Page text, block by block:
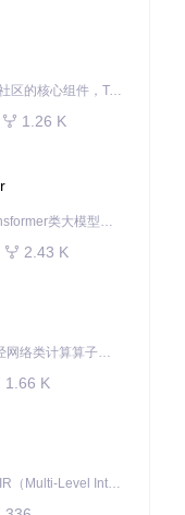
作为 Ascend for PyTorch 社区的核心组件，TorchNPU 是昇腾专为 PyTorch 打造的深度学习适配插件，使 PyTorch 框架能够直接调用昇腾 NPU，为开发者提供昇腾 AI 处理器的超强算力。
1.26 K
本项目是CANN提供的transformer类大模型算子库，实现网络在NPU上加速计算。
2.43 K
本项目是CANN提供的神经网络类计算算子库，实现网络在NPU上加速计算。
1.66 K
AscendNPU-IR是基于MLIR（Multi-Level Intermediate Representation）构建的，面向昇腾亲和算子编译时使用的中间表示，提供昇腾完备表达能力，通过编译优化提升昇腾AI处理器计算效率，支持通过生态框架使能昇腾AI处理器与深度调优